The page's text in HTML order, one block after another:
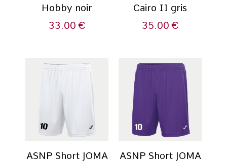
Hobby noir
33.00€
Cairo II gris
35.00€
ASNP Short JOMA
ASNP Short JOMA